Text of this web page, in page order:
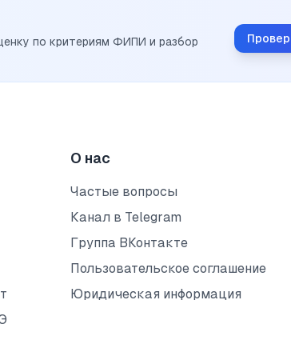
по критериям ФИПИ и разбор
О нас
Частые вопросы
Канал в Telegram
Группа ВКонтакте
Пользовательское соглашение
Юридическая информация